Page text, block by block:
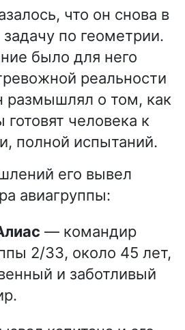
что он снова в
по геометрии.
было для него
реальности
размышлял о том, как
человека к
полной испытаний.
его вывел
авиагруппы:
— командир
2/33, около 45 лет,
и заботливый